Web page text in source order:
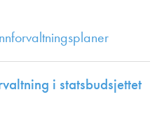
i statsbudsjettet